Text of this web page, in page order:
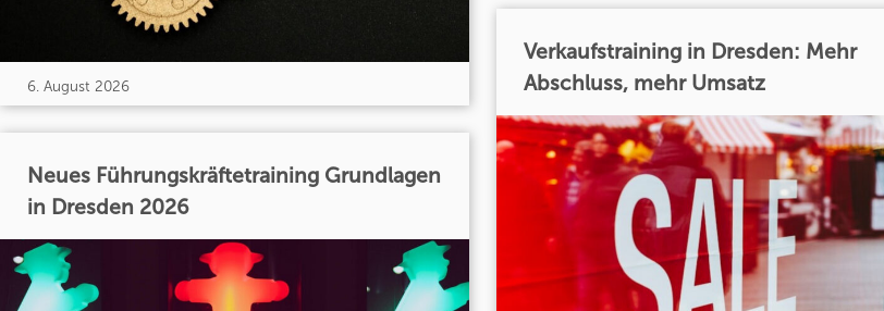
6. August 2026
Neues Führungskräftetraining Grundlagen
in Dresden 2026
Verkaufstraining in Dresden: Mehr
Abschluss, mehr Umsatz